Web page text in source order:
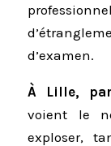
d’examen.
À Lille,
voient le
exploser,